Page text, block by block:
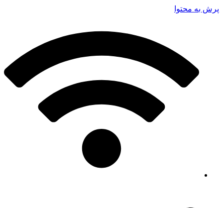
پرش به محتوا